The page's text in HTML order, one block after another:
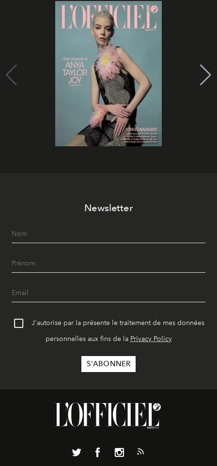
Newsletter
J'autorise par la présente le traitement de mes données
personnelles aux fins de la Privacy Policy